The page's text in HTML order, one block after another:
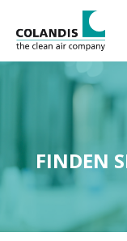
FINDEN